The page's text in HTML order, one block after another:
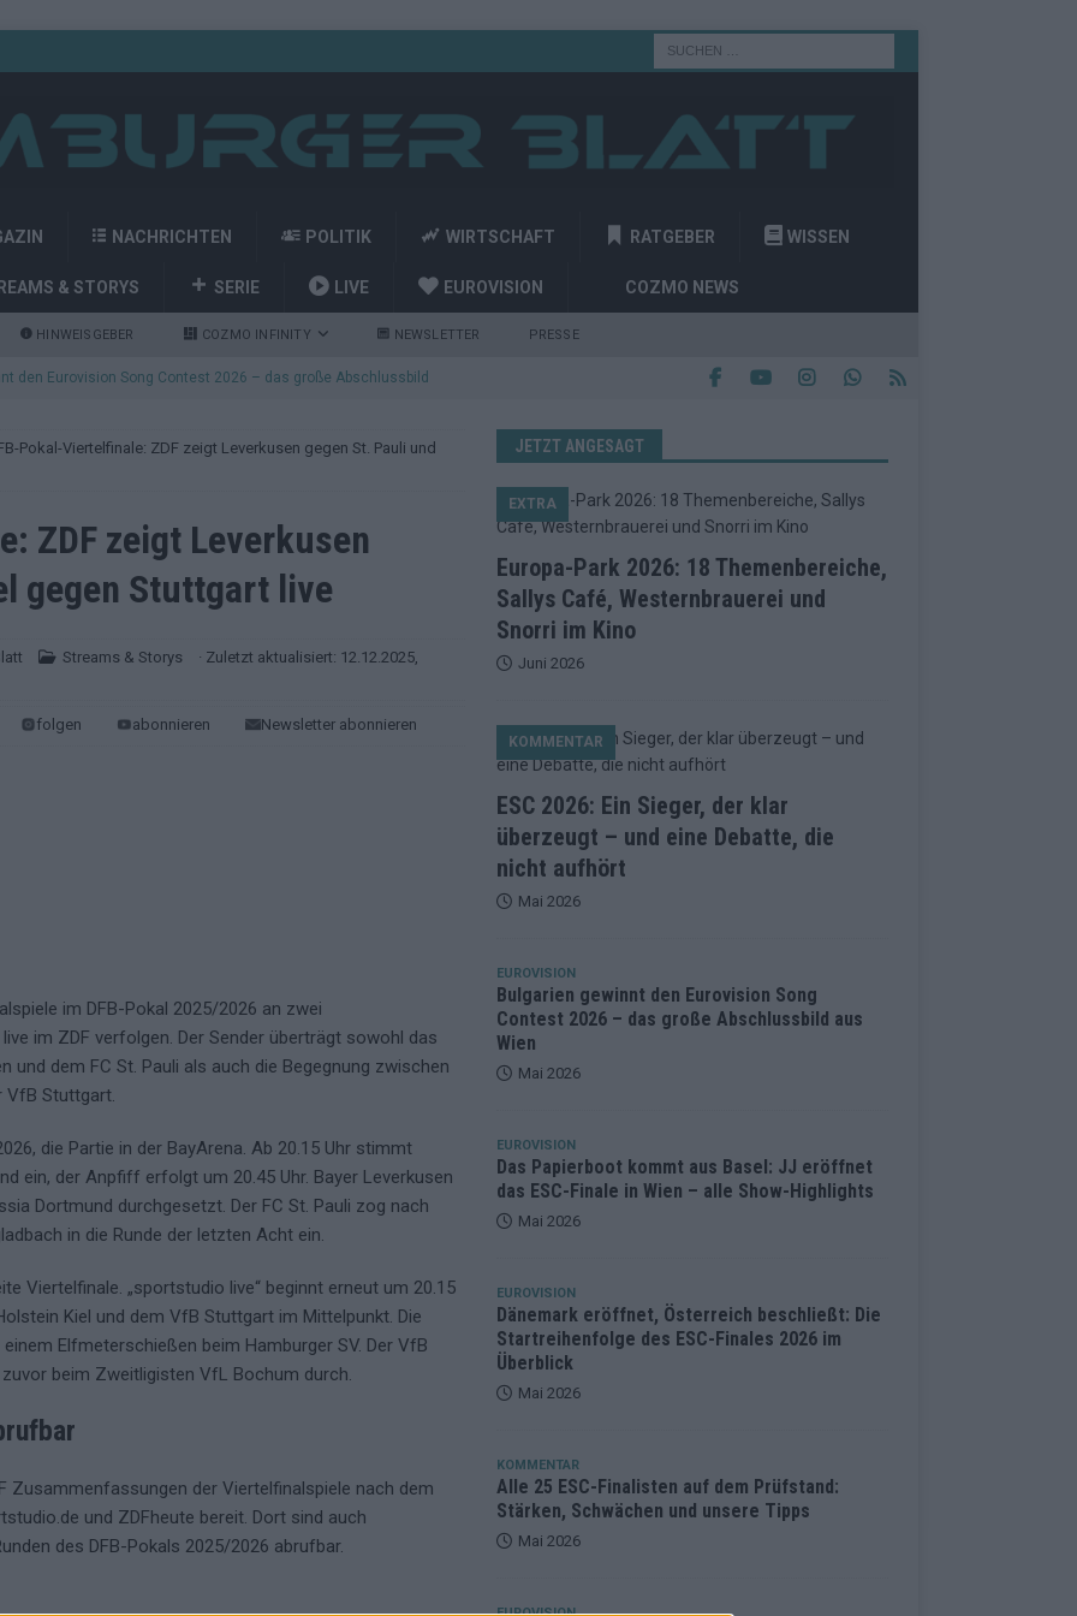
NACHRICHTEN POLITIK WIRTSCHAFT RATGEBER WISSEN
& STORYS SERIE LIVE EUROVISION COZMO NEWS
HINWEISGEBER COZMO INFINITY NEWSLETTER PRESSE
den Eurovision Song Contest 2026 – das große Abschlussbild
aus Basel: JJ eröffnet das ESC-Finale in Wien – alle Show-
Österreich beschließt: Die Startreihenfolge des ESC-Finales
18 Themenbereiche, Sallys Café, Westernbrauerei und Snorri im
Pokal-Viertelfinale: ZDF zeigt Leverkusen gegen St. Pauli und
ZDF zeigt Leverkusen
gegen Stuttgart live
Streams & Storys
· Zuletzt aktualisiert: 12.12.2025,
folgen abonnieren Newsletter abonnieren
im DFB-Pokal 2025/2026 an zwei
im ZDF verfolgen. Der Sender überträgt sowohl das
und dem FC St. Pauli als auch die Begegnung zwischen
VfB Stuttgart.
die Partie in der BayArena. Ab 20.15 Uhr stimmt
ein, der Anpfiff erfolgt um 20.45 Uhr. Bayer Leverkusen
Dortmund durchgesetzt. Der FC St. Pauli zog nach
in die Runde der letzten Acht ein.
Viertelfinale. „sportstudio live“ beginnt erneut um 20.15
Kiel und dem VfB Stuttgart im Mittelpunkt. Die
Elfmeterschießen beim Hamburger SV. Der VfB
beim Zweitligisten VfL Bochum durch.
Zusammenfassungen der Viertelfinalspiele nach dem
und ZDFheute bereit. Dort sind auch
des DFB-Pokals 2025/2026 abrufbar.
JETZT ANGESAGT
Europa-Park 2026: 18 Themenbereiche,
Sallys Café, Westernbrauerei und
Snorri im Kino
EXTRA
Juni 2026
ESC 2026: Ein Sieger, der klar
überzeugt – und eine Debatte, die
nicht aufhört
KOMMENTAR
Mai 2026
EUROVISION
Bulgarien gewinnt den Eurovision Song
Contest 2026 – das große Abschlussbild aus
Wien
Mai 2026
EUROVISION
Das Papierboot kommt aus Basel: JJ eröffnet
das ESC-Finale in Wien – alle Show-Highlights
Mai 2026
EUROVISION
Dänemark eröffnet, Österreich beschließt: Die
Startreihenfolge des ESC-Finales 2026 im
Überblick
Mai 2026
KOMMENTAR
Alle 25 ESC-Finalisten auf dem Prüfstand:
Stärken, Schwächen und unsere Tipps
Mai 2026
EUROVISION